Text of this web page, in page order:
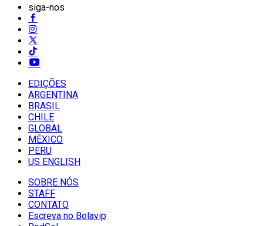
siga-nos
EDIÇÕES
ARGENTINA
BRASIL
CHILE
GLOBAL
MÉXICO
PERU
US ENGLISH
SOBRE NÓS
STAFF
CONTATO
Escreva no Bolavip